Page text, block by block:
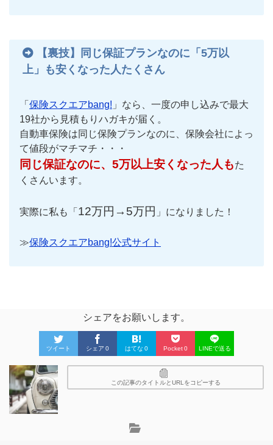
【裏技】同じ保証プランなのに「5万以
上」も安くなった人たくさん
「 保険スクエアbang! 」なら、一度の申し込みで最大
19社から見積もりハガキが届く。
自動車保険は同じ保険プランなのに、保険会社によっ
て値段がマチマチ・・・
同じ保証なのに、5万以上安くなった人もた
くさんいます。
実際に私も「 12万円→5万円 」になりました！
≫保険スクエアbang!公式サイト
シェアをお願いします。
ツイート シェア 0 はてな 0 Pocket0 LINEで送る
この記事のタイトルとURLをコピーする